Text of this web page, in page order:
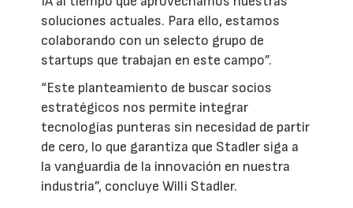
soluciones actuales. Para ello, estamos
colaborando con un selecto grupo de
startups que trabajan en este campo”.
“Este planteamiento de buscar socios
estratégicos nos permite integrar
tecnologías punteras sin necesidad de partir
de cero, lo que garantiza que Stadler siga a
la vanguardia de la innovación en nuestra
industria”, concluye Willi Stadler.